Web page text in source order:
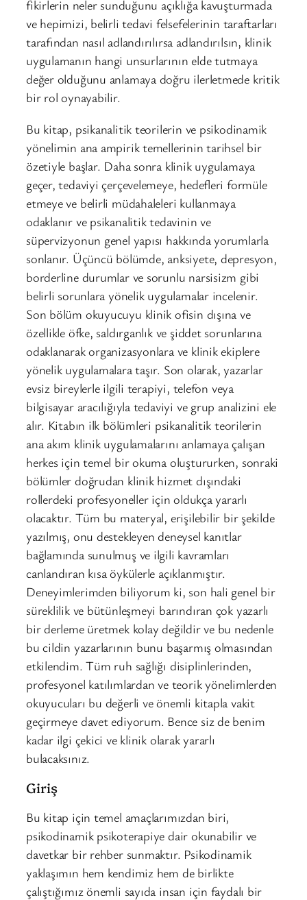
fikirlerin neler sunduğunu açıklığa kavuşturmada
ve hepimizi, belirli tedavi felsefelerinin taraftarları
tarafından nasıl adlandırılırsa adlandırılsın, klinik
uygulamanın hangi unsurlarının elde tutmaya
değer olduğunu anlamaya doğru ilerletmede kritik
bir rol oynayabilir.
Bu kitap, psikanalitik teorilerin ve psikodinamik
yönelimin ana ampirik temellerinin tarihsel bir
özetiyle başlar. Daha sonra klinik uygulamaya
geçer, tedaviyi çerçevelemeye, hedefleri formüle
etmeye ve belirli müdahaleleri kullanmaya
odaklanır ve psikanalitik tedavinin ve
süpervizyonun genel yapısı hakkında yorumlarla
sonlanır. Üçüncü bölümde, anksiyete, depresyon,
borderline durumlar ve sorunlu narsisizm gibi
belirli sorunlara yönelik uygulamalar incelenir.
Son bölüm okuyucuyu klinik ofisin dışına ve
özellikle öfke, saldırganlık ve şiddet sorunlarına
odaklanarak organizasyonlara ve klinik ekiplere
yönelik uygulamalara taşır. Son olarak, yazarlar
evsiz bireylerle ilgili terapiyi, telefon veya
bilgisayar aracılığıyla tedaviyi ve grup analizini ele
alır. Kitabın ilk bölümleri psikanalitik teorilerin
ana akım klinik uygulamalarını anlamaya çalışan
herkes için temel bir okuma oluştururken, sonraki
bölümler doğrudan klinik hizmet dışındaki
rollerdeki profesyoneller için oldukça yararlı
olacaktır. Tüm bu materyal, erişilebilir bir şekilde
yazılmış, onu destekleyen deneysel kanıtlar
bağlamında sunulmuş ve ilgili kavramları
canlandıran kısa öykülerle açıklanmıştır.
Deneyimlerimden biliyorum ki, son hali genel bir
süreklilik ve bütünleşmeyi barındıran çok yazarlı
bir derleme üretmek kolay değildir ve bu nedenle
bu cildin yazarlarının bunu başarmış olmasından
etkilendim. Tüm ruh sağlığı disiplinlerinden,
profesyonel katılımlardan ve teorik yönelimlerden
okuyucuları bu değerli ve önemli kitapla vakit
geçirmeye davet ediyorum. Bence siz de benim
kadar ilgi çekici ve klinik olarak yararlı
bulacaksınız.
Giriş
Bu kitap için temel amaçlarımızdan biri,
psikodinamik psikoterapiye dair okunabilir ve
davetkar bir rehber sunmaktır. Psikodinamik
yaklaşımın hem kendimiz hem de birlikte
çalıştığımız önemli sayıda insan için faydalı bir